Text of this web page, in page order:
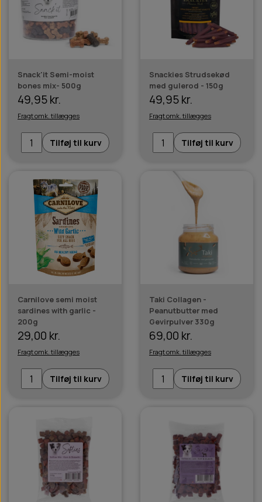
Snack'it Semi-moist
bones mix- 500g
49,95 kr.
Fragt omk. tillægges
Tilføj til kurv
Snackies Strudsekød
med gulerod - 150g
49,95 kr.
Fragt omk. tillægges
Tilføj til kurv
Carnilove semi moist
sardines with garlic -
200g
29,00 kr.
Fragt omk. tillægges
Tilføj til kurv
Taki Collagen -
Peanutbutter med
Gevirpulver 330g
69,00 kr.
Fragt omk. tillægges
Tilføj til kurv